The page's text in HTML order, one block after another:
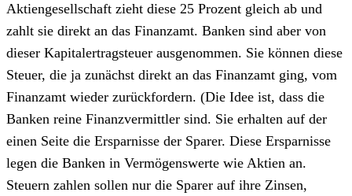
Aktiengesellschaft zieht diese 25 Prozent gleich ab und
zahlt sie direkt an das Finanzamt. Banken sind aber von
dieser Kapitalertragsteuer ausgenommen. Sie können diese
Steuer, die ja zunächst direkt an das Finanzamt ging, vom
Finanzamt wieder zurückfordern. (Die Idee ist, dass die
Banken reine Finanzvermittler sind. Sie erhalten auf der
einen Seite die Ersparnisse der Sparer. Diese Ersparnisse
legen die Banken in Vermögenswerte wie Aktien an.
Steuern zahlen sollen nur die Sparer auf ihre Zinsen,